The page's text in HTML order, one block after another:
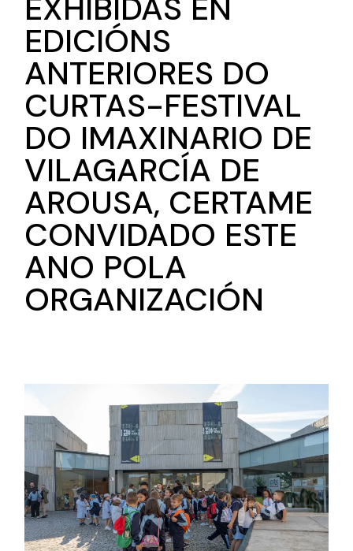
EXHIBIDAS EN
EDICIÓNS
ANTERIORES DO
CURTAS-FESTIVAL
DO IMAXINARIO DE
VILAGARCÍA DE
AROUSA, CERTAME
CONVIDADO ESTE
ANO POLA
ORGANIZACIÓN